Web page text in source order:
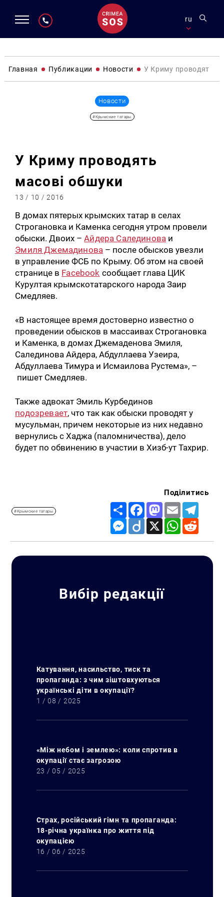
ru
Главная Публикации Новости У Криму проводять
Новости
#Крымские татары
У Криму проводять
масові обшуки
13 / 10 / 2016
В домах пятерых крымских татар в селах
Строгановка и Каменка сегодня утром провели
обыски. Двоих –Айдера Салединова и
Эмиля Джемадинова – после обысков увезли
в управление ФСБ по Крыму. Об этом на своей
странице в Facebook сообщает глава ЦИК
Курултая крымскотатарского народа Заир
Смедляев.
«В настоящее время достоверно известно о
проведении обысков в массаивах Строгановка
и Каменка, в домах Джемаденова Эмиля,
Салединова Айдера, Абдуллаева Узеира,
Абдуллаева Тимура и Исмаилова Рустема», –
пишет Смедляев.
Также адвокат Эмиль Курбединов
подозревает, что так как обыски проводят у
мусульман, причем некоторые из них недавно
вернулись с Хаджа (паломничества), дело
будет по обвинению в участии в Хизб-ут Тахрир.
#Крымские татары
Поділитись
Share FacebookMastodon
Email
Messenger
Diigo X WhatsApp
Вибір редакції
Катування, насильство, тиск та
пропаганда: з чим зіштовхуються
українські діти в окупації?
1 / 08 / 2025
«Між небом і землею»: коли спротив в
окупації стає загрозою
23 / 05 / 2025
Страх, російський гімн та пропаганда:
18-річна українка про життя під
окупацією
16 / 06 / 2025